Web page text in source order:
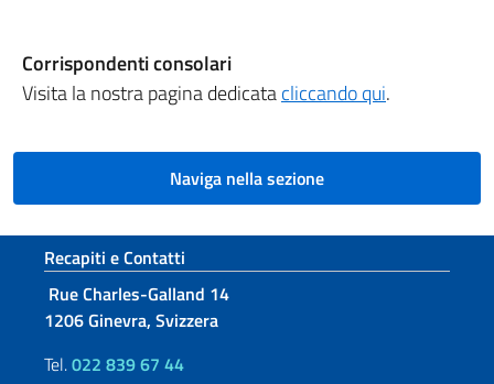
Corrispondenti consolari
Visita la nostra pagina dedicatacliccando qui.
Naviga nella sezione
Sezione footer
Recapiti e Contatti
Rue Charles-Galland 14
1206 Ginevra, Svizzera
Tel.022 839 67 44